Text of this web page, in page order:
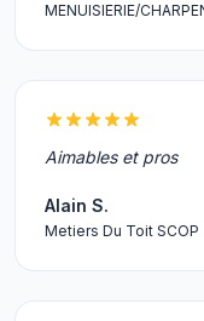
MENUISIERIE/
Aimables et pros
Alain S.
Metiers Du Toit SCOP